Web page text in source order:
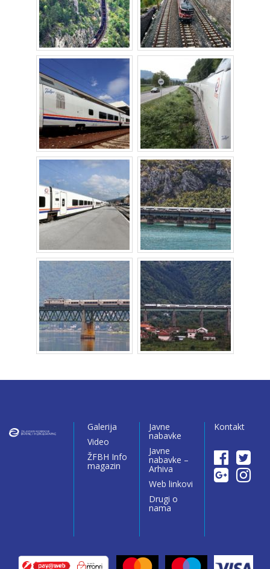
Galerija
Video
ŽFBH Info
magazin
Javne
nabavke
Javne
nabavke –
Arhiva
Web linkovi
Drugi o
nama
Kontakt